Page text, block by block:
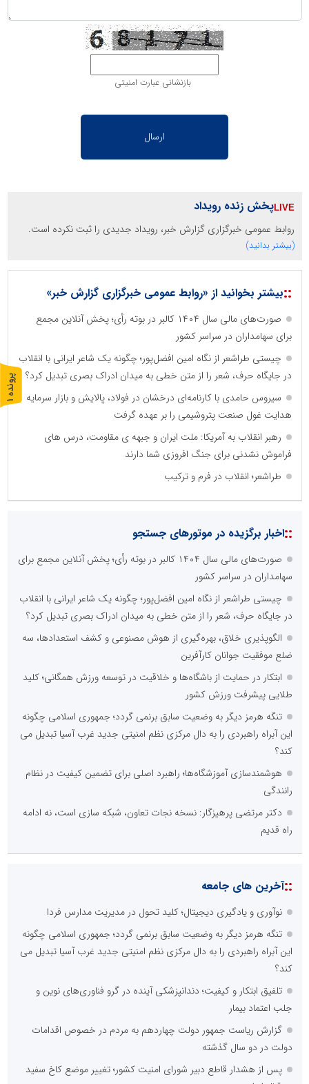
بازنشانی عبارت امنیتی
پخش زنده رویداد
روابط عمومی خبرگزاری گزارش خبر، رویداد جدیدی را ثبت نکرده است.
(بیشتر بدانید)
::بیشتر بخوانید از «روابط عمومی خبرگزاری گزارش خبر»
صورت‌های مالی سال ۱۴۰۴ کالبر در بوته رأی؛ پخش آنلاین مجمع
برای سهامداران در سراسر کشور
چیستی طراشعر از نگاه امین افضل‌پور؛ چگونه یک شاعر ایرانی با انقلاب
در جایگاه حرف، شعر را از متن خطی به میدان ادراک بصری تبدیل کرد؟
سیروس حامدی با کارنامه‌ای درخشان در فولاد، پالایش و بازار سرمایه
هدایت غول صنعت پتروشیمی را بر عهده گرفت
رهبر انقلاب به آمریکا: ملت ایران و جبهه ی مقاومت، درس های
فراموش نشدنی برای جنگ افروزی شما دارند
طراشعر؛ انقلاب در فرم و ترکیب
::اخبار برگزیده در موتورهای جستجو
صورت‌های مالی سال ۱۴۰۴ کالبر در بوته رأی؛ پخش آنلاین مجمع برای
سهامداران در سراسر کشور
چیستی طراشعر از نگاه امین افضل‌پور؛ چگونه یک شاعر ایرانی با انقلاب
در جایگاه حرف، شعر را از متن خطی به میدان ادراک بصری تبدیل کرد؟
الگوپذیری خلاق، بهره‌گیری از هوش مصنوعی و کشف استعدادها، سه
ضلع موفقیت جوانان کارآفرین
ابتکار در حمایت از باشگاه‌ها و خلاقیت در توسعه ورزش همگانی؛ کلید
طلایی پیشرفت ورزش کشور
تنگه هرمز دیگر به وضعیت سابق برنمی گردد؛ جمهوری اسلامی چگونه
این آبراه راهبردی را به دال مرکزی نظم امنیتی جدید غرب آسیا تبدیل می
کند؟
هوشمندسازی آموزشگاه‌ها؛ راهبرد اصلی برای تضمین کیفیت در نظام
رانندگی
دکتر مرتضی پرهیزگار: نسخه نجات تعاون، شبکه سازی است، نه ادامه
راه قدیم
::آخرین های جامعه
نوآوری و یادگیری دیجیتال؛ کلید تحول در مدیریت مدارس فردا
تنگه هرمز دیگر به وضعیت سابق برنمی گردد؛ جمهوری اسلامی چگونه
این آبراه راهبردی را به دال مرکزی نظم امنیتی جدید غرب آسیا تبدیل می
کند؟
تلفیق ابتکار و کیفیت؛ دندانپزشکی آینده در گرو فناوری‌های نوین و
جلب اعتماد بیمار
گزارش ریاست جمهور دولت چهاردهم به مردم در خصوص اقدامات
دولت در دو سال گذشته
پس از هشدار قاطع دبیر شورای امنیت کشور؛ تغییر موضع کاخ سفید
پ
ر
و
ن
د
ه
1